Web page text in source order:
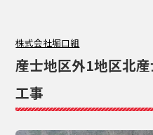
株式会社堀⼝組
産士地区外1地区北
工事